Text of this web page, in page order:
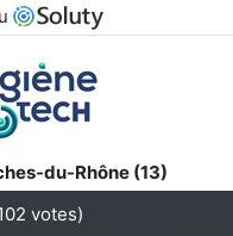
du-Rhône (13)
votes)